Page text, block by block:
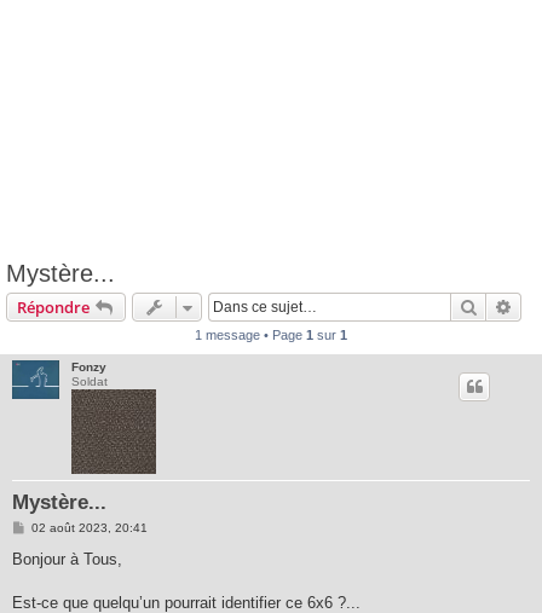
Mystère...
Répondre
1 message • Page 1 sur 1
Fonzy
Soldat
Mystère...
M
s
g
02 août 2023, 20:41
Bonjour à Tous,
Est-ce que quelqu’un pourrait identifier ce 6x6 ?...